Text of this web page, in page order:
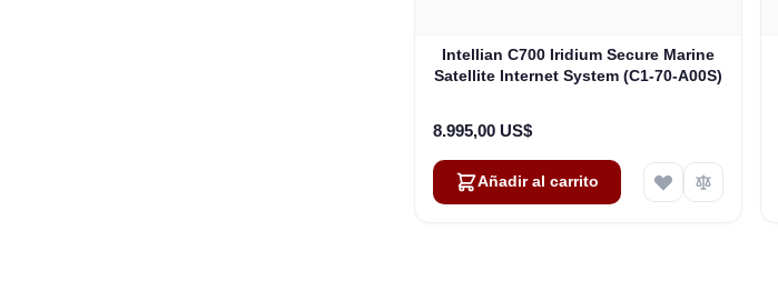
Intellian C700 Iridium Secure Marine
Satellite Internet System (C1-70-A00S)
8.995,00 US$
Añadir al carrito